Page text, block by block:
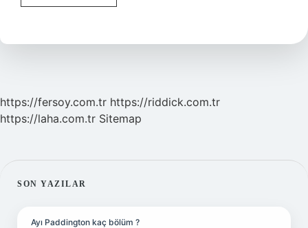
Açılımı
https://fersoy.com.tr https://riddick.com.tr
https://laha.com.tr Sitemap
SIDEBAR
SON YAZILAR
Ayı Paddington kaç bölüm ?